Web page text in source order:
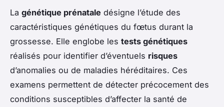
La génétique prénatale désigne l’étude des
caractéristiques génétiques du fœtus durant la
grossesse. Elle englobe les tests génétiques
réalisés pour identifier d’éventuels risques
d’anomalies ou de maladies héréditaires. Ces
examens permettent de détecter précocement des
conditions susceptibles d’affecter la santé de